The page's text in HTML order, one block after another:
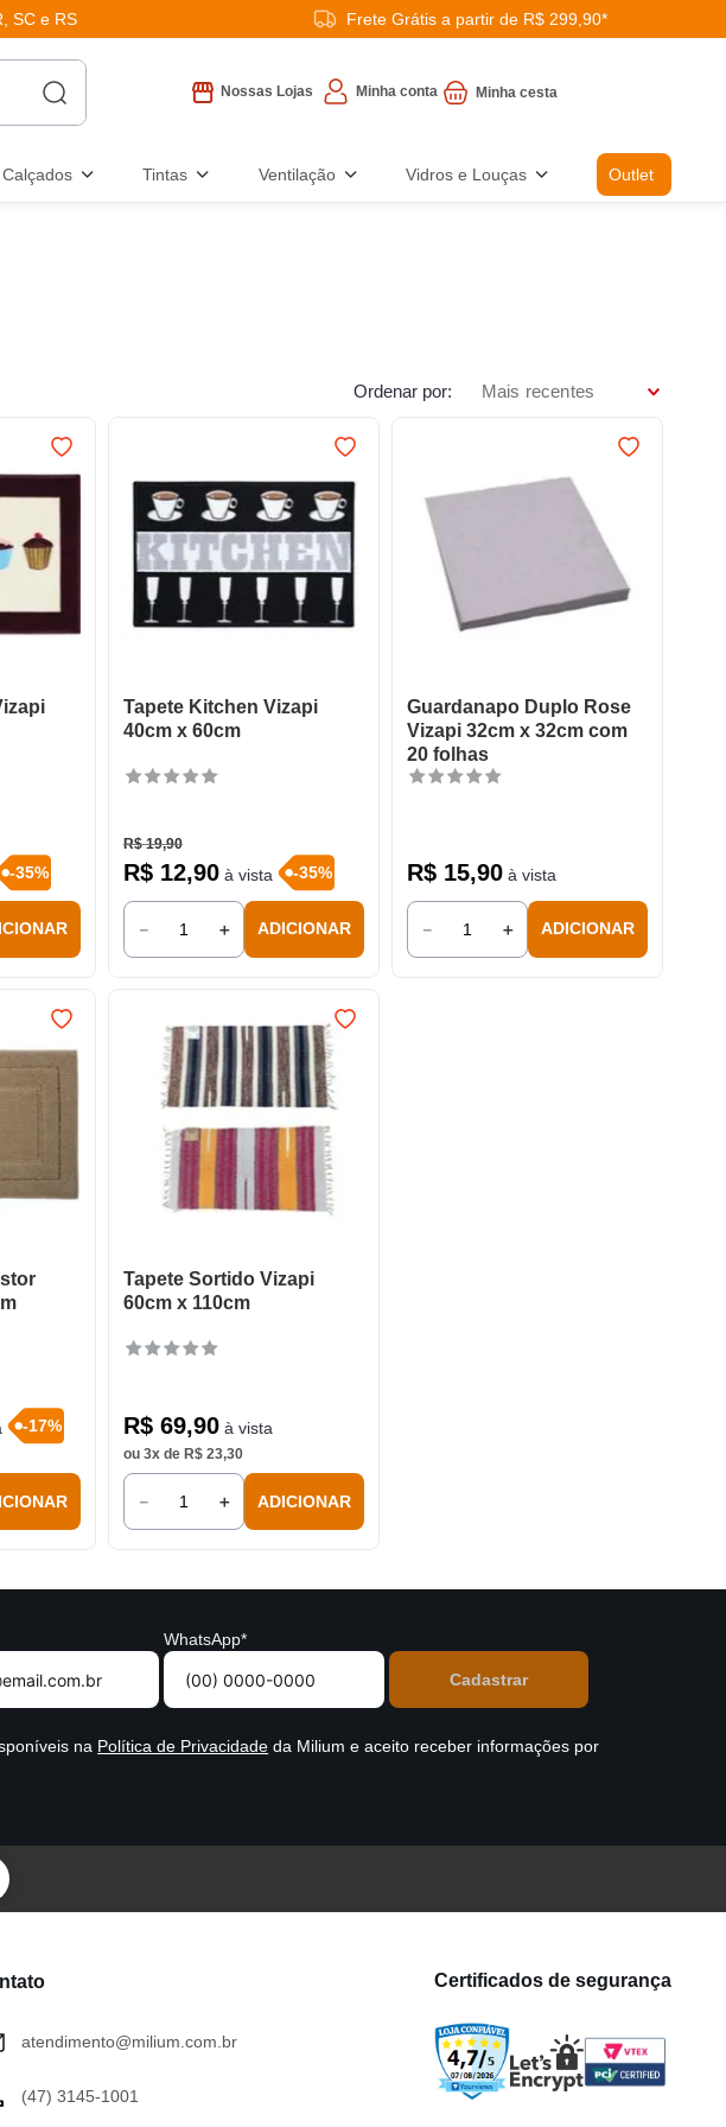
SC e RS Frete Grátis a partir de R$ 299,90*
Nossas Lojas Minha conta
Tintas Ventilação Vidros e Louças Outlet
Ordenar por Mais recentes
-35%
Tapete Kitchen Vizapi
40cm x 60cm
R$ 19,90
R$ 12,90à vista -35%
＋
－ ADICIONAR
Guardanapo Duplo Rose
Vizapi 32cm x 32cm com
20 folhas
R$ 15,90à vista
＋
－ ADICIONAR
-17%
Tapete Sortido Vizapi
60cm x 110cm
R$ 69,90à vista
ou 3x de R$ 23,30
＋
－ ADICIONAR
WhatsApp*
na Política de Privacidade da Milium e aceito receber informações por
atendimento@milium.com.br
(47) 3145-1001
Certificados de segurança